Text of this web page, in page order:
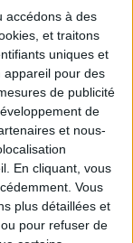
accédons à des
et traitons
uniques et
appareil pour des
de publicité
de
et nous-
En cliquant, vous
Vous
plus détaillées et
pour refuser de
Voir tout